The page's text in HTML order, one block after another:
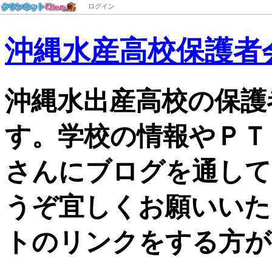
ログイン
沖縄水産高校保護者
沖縄水出産高校の保
す。学校の情報やＰ
さんにブログを通し
うぞ宜しくお願いい
トのリンクをする方